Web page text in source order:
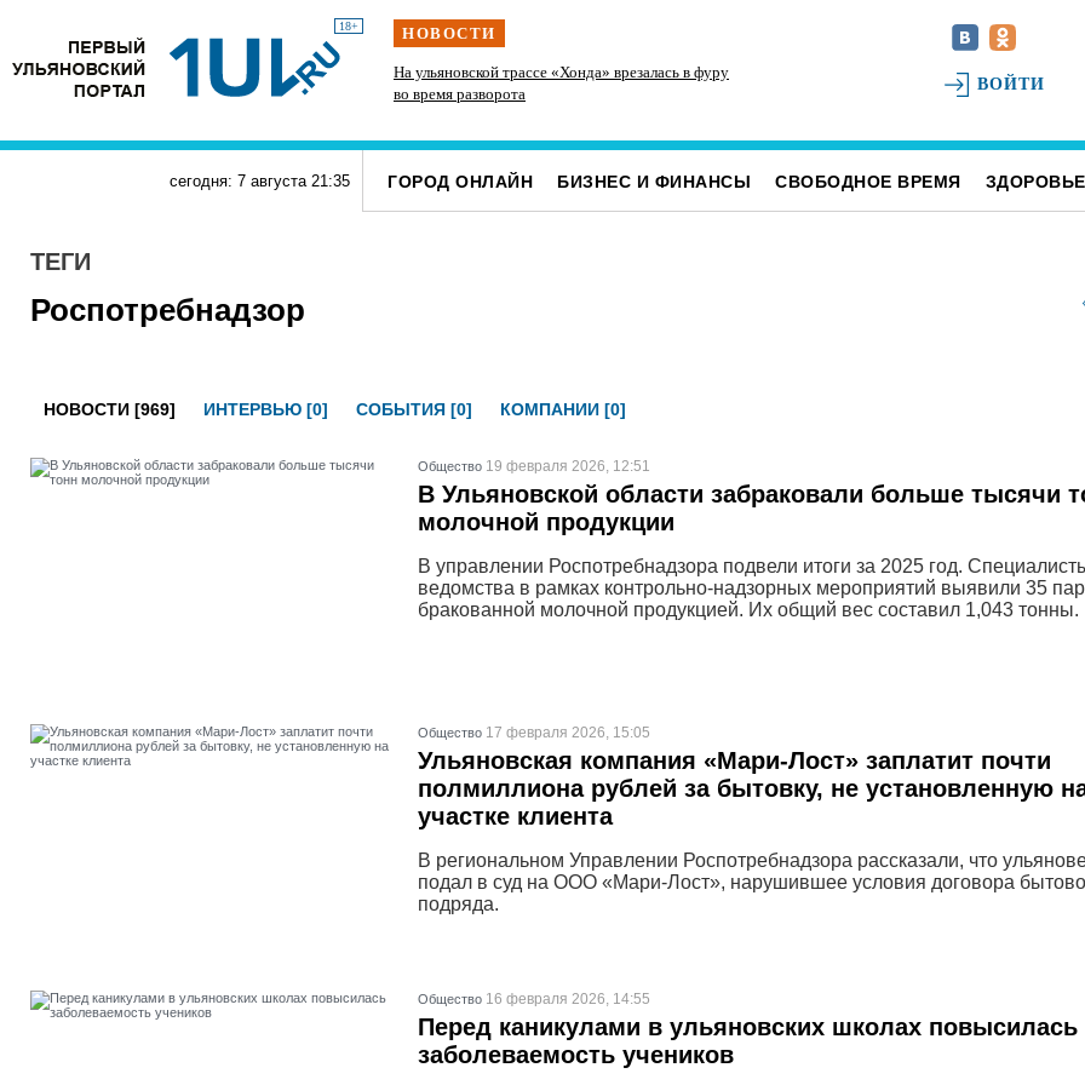
18+ НОВОСТИ
Подросток на питбайке сшиб двух 15-летних
велосипедисток в Павловке
На ульяновской трассе «Хонда» врезалась в фуру
во время разворота
Инзенцы простятся с земляком, погибшим на
ВОЙТИ
сегодня: 7 августа 21:35 ГОРОД ОНЛАЙН БИЗНЕС И ФИНАНСЫ СВОБОДНОЕ ВРЕМЯ ЗДОРОВЬЕ
ТЕГИ
Роспотребнадзор
НОВОСТИ [969] ИНТЕРВЬЮ [0] СОБЫТИЯ [0] КОМПАНИИ [0]
Общество 19 февраля 2026, 12:51
В Ульяновской области забраковали больше тысячи
молочной продукции
В управлении Роспотребнадзора подвели итоги за 2025 год.
ведомства в рамках контрольно-надзорных мероприятий выявили 35
бракованной молочной продукцией. Их общий вес составил 1,043 тонны.
Общество 17 февраля 2026, 15:05
Ульяновская компания «Мари-Лост» заплатит почти
полмиллиона рублей за бытовку, не установленную
участке клиента
В региональном Управлении Роспотребнадзора рассказали, что
подал в суд на ООО «Мари-Лост», нарушившее условия договора
подряда.
Общество 16 февраля 2026, 14:55
Перед каникулами в ульяновских школах повысилась
заболеваемость учеников